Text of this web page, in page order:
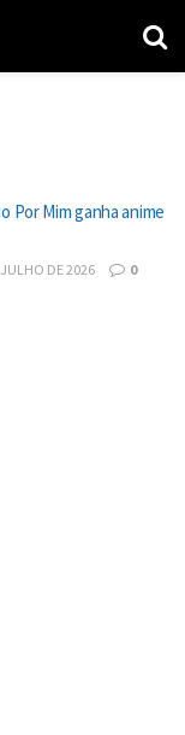
Por Mim ganha anime
DE 2026 0